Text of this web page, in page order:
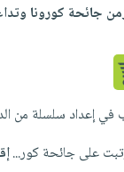
كورونا وتداعياتها ' 2020
في إعداد سلسلة من
على جائحة كور...